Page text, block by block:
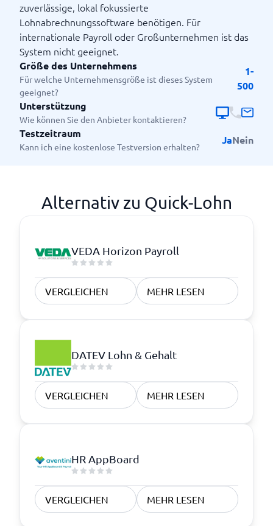
zuverlässige, lokal fokussierte
Lohnabrechnungssoftware benötigen. Für
internationale Payroll oder Großunternehmen ist das
System nicht geeignet.
Größe des Unternehmens
Für welche Unternehmensgröße ist dieses System
geeignet?
1-
500
Unterstützung
Wie können Sie den Anbieter kontaktieren?
Testzeitraum
Kann ich eine kostenlose Testversion erhalten?
JaNein
Alternativ zu Quick-Lohn
VEDA Horizon Payroll
VERGLEICHEN MEHR LESEN
DATEV Lohn & Gehalt
VERGLEICHEN MEHR LESEN
HR AppBoard
VERGLEICHEN MEHR LESEN